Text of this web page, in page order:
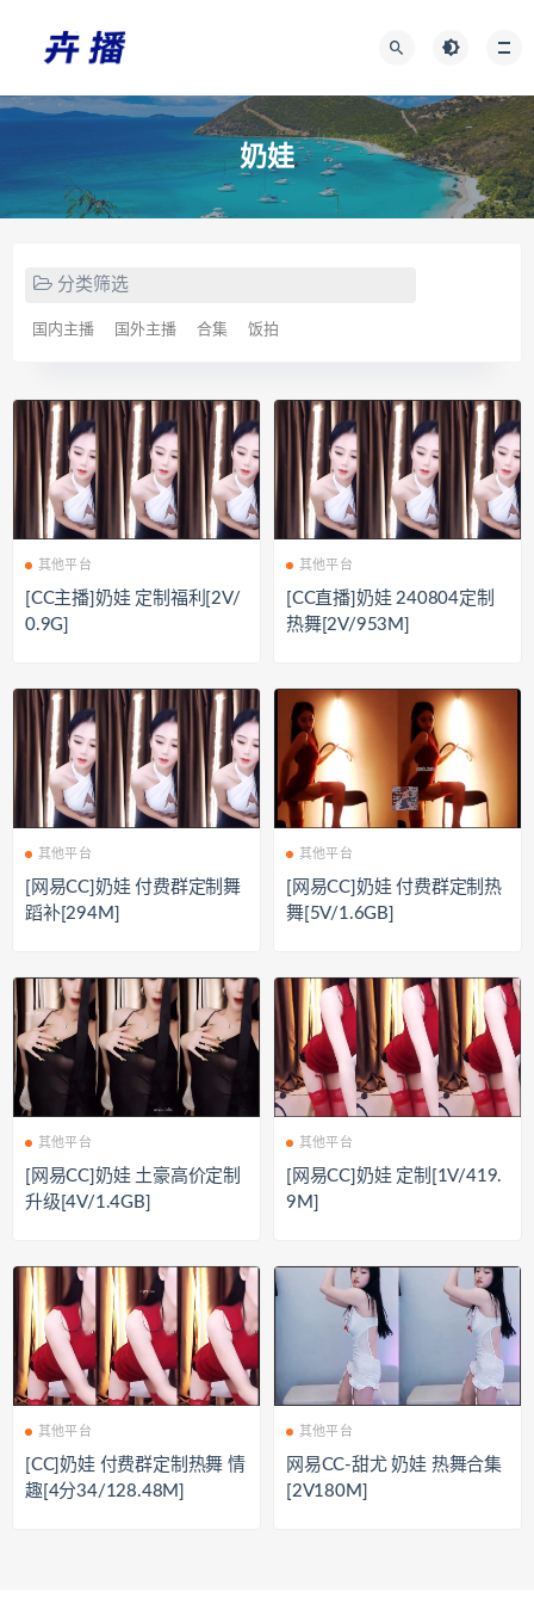
奶娃
分类筛选
国内主播 国外主播 合集 饭拍
其他平台
[CC主播]奶娃 定制福利[2V/
0.9G]
其他平台
[CC直播]奶娃 240804定制
热舞[2V/953M]
其他平台
[网易CC]奶娃 付费群定制舞
蹈补[294M]
其他平台
[网易CC]奶娃 付费群定制热
舞[5V/1.6GB]
其他平台
[网易CC]奶娃 土豪高价定制
升级[4V/1.4GB]
其他平台
[网易CC]奶娃 定制[1V/419.
9M]
其他平台
[CC]奶娃 付费群定制热舞 情
趣[4分34/128.48M]
其他平台
网易CC-甜尤 奶娃 热舞合集
[2V180M]